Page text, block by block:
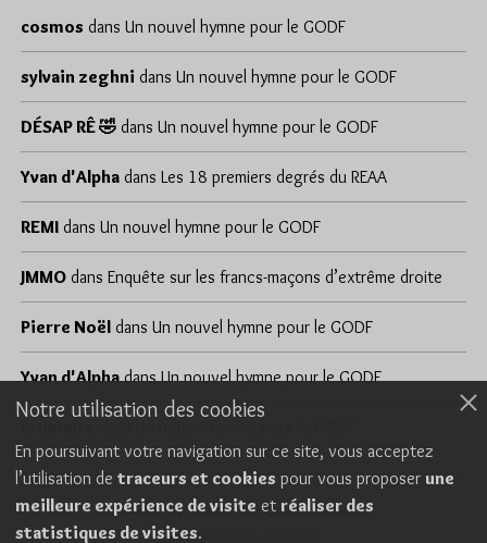
cosmos dans Un nouvel hymne pour le GODF
sylvain zeghni dans Un nouvel hymne pour le GODF
DÉSAP RÊ 🤣 dans Un nouvel hymne pour le GODF
Yvan d'Alpha dans Les 18 premiers degrés du REAA
REMI dans Un nouvel hymne pour le GODF
JMMO dans Enquête sur les francs-maçons d’extrême droite
Pierre Noël dans Un nouvel hymne pour le GODF
Yvan d'AlphadansUn nouvel hymne pour le GODF
Cookies
Politique de confidentialité
Consentement explicite
Notre utilisation des cookies
En poursuivant votre navigation sur ce site, vous acceptez
l’utilisation de traceurs et cookies pour vous proposer une
meilleure expérience de visite et réaliser des
statistiques de visites.